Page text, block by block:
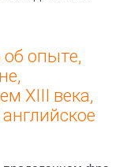
опыте,
XIII века,